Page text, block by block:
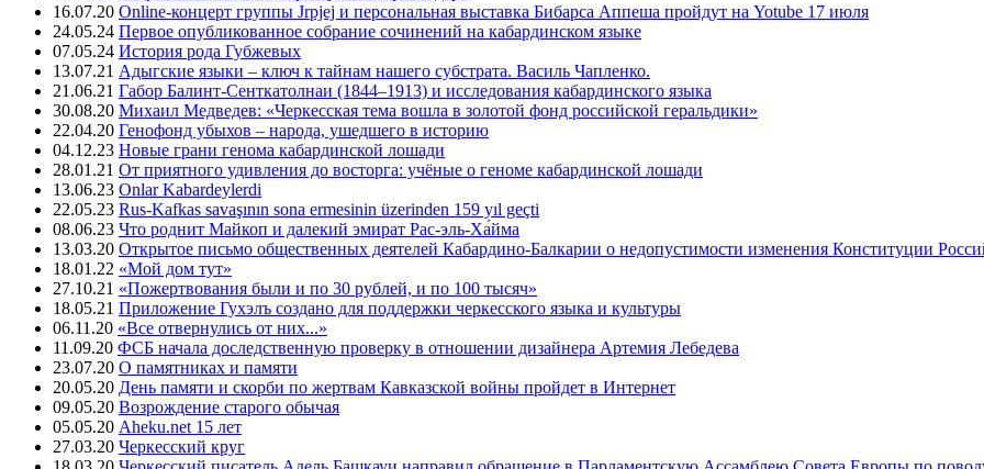
16.07.20 Online-концерт группы Jrpjej и персональная выставка Бибарса Аппеша пройдут на Yotube 17 июля
24.05.24 Первое опубликованное собрание сочинений на кабардинском языке
07.05.24 История рода Губжевых
13.07.21 Адыгские языки – ключ к тайнам нашего субстрата. Василь Чапленко.
21.06.21 Габор Балинт-Сенткатолнаи (1844–1913) и исследования кабардинского языка
30.08.20 Михаил Медведев: «Черкесская тема вошла в золотой фонд российской геральдики»
22.04.20 Генофонд убыхов – народа, ушедшего в историю
04.12.23 Новые грани генома кабардинской лошади
28.01.21 От приятного удивления до восторга: учёные о геноме кабардинской лошади
13.06.23 Onlar Kabardeylerdi
22.05.23 Rus-Kafkas savaşının sona ermesinin üzerinden 159 yıl geçti
08.06.23 Что роднит Майкоп и далекий эмират Рас-эль-Ха́йма
13.03.20 Открытое письмо общественных деятелей Кабардино-Балкарии о недопустимости изменения Конституции
18.01.22 «Мой дом тут»
27.10.21 «Пожертвования были и по 30 рублей, и по 100 тысяч»
18.05.21 Приложение Гухэлъ создано для поддержки черкесского языка и культуры
06.11.20 «Все отвернулись от них...»
11.09.20 ФСБ начала доследственную проверку в отношении дизайнера Артемия Лебедева
23.07.20 О памятниках и памяти
20.05.20 День памяти и скорби по жертвам Кавказской войны пройдет в Интернет
09.05.20 Возрождение старого обычая
05.05.20 Aheku.net 15 лет
27.03.20 Черкесский круг